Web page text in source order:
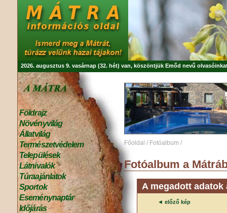
2026. augusztus 9. vasárnap (32. hét) van, köszöntjük Emőd nevű
Földrajz
Növényvilág
Állatvilág
Természetvédelem
Települések
Látnivalók
Túraajánlatok
Sportok
Eseménynaptár
Időjárás
Főoldal / Fotóalbum /
Fotóalbum a
A megadott
◄ előző kép